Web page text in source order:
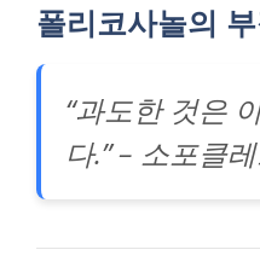
폴리코사놀의
“과도한 것은
다.” – 소포클